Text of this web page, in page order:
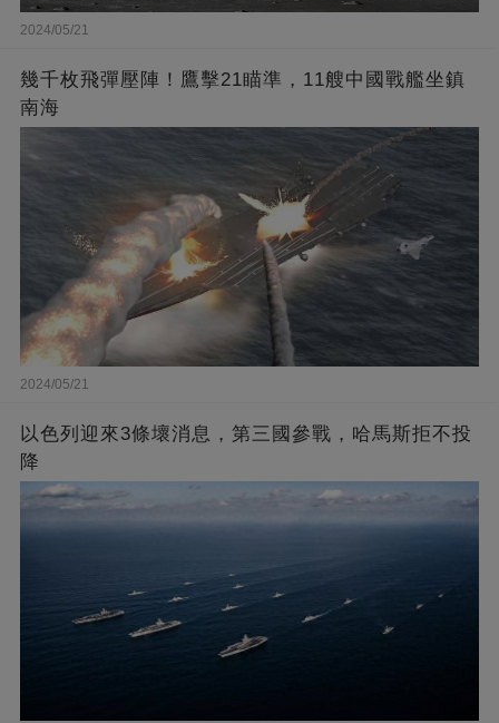
2024/05/21
幾千枚飛彈壓陣！鷹擊21瞄準，11艘中國戰艦坐鎮
南海
2024/05/21
以色列迎來3條壞消息，第三國參戰，哈馬斯拒不投
降